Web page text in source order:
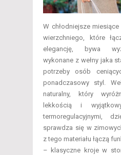
W chłodniejsze
wierzchniego, które
elegancję, bywa
wykonane z wełny jaka
potrzeby osób
ponadczasowy styl.
naturalny, który
lekkością i
termoregulacyjnymi,
sprawdza się w
z tego materiału łączą
– klasyczne kroje w